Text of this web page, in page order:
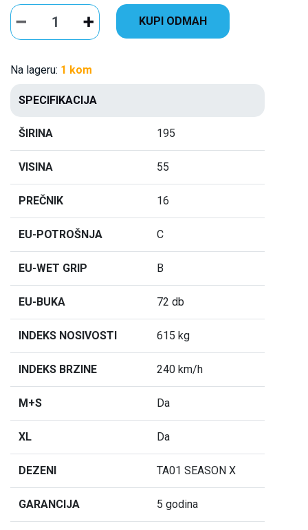
KUPI ODMAH
Na lageru: 1 kom
SPECIFIKACIJA
ŠIRINA 195
VISINA 55
PREČNIK 16
EU-POTROŠNJA C
EU-WET GRIP B
EU-BUKA 72 db
INDEKS NOSIVOSTI 615 kg
INDEKS BRZINE 240 km/h
M+S Da
XL Da
DEZENI TA01 SEASON X
GARANCIJA 5 godina